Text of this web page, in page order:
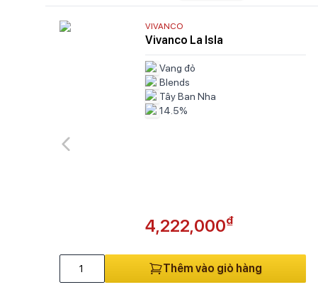
VIVANCO
Vivanco La Isla
Vang đỏ
Blends
Tây Ban Nha
14.5%
4,222,000₫
Thêm vào giỏ hàng